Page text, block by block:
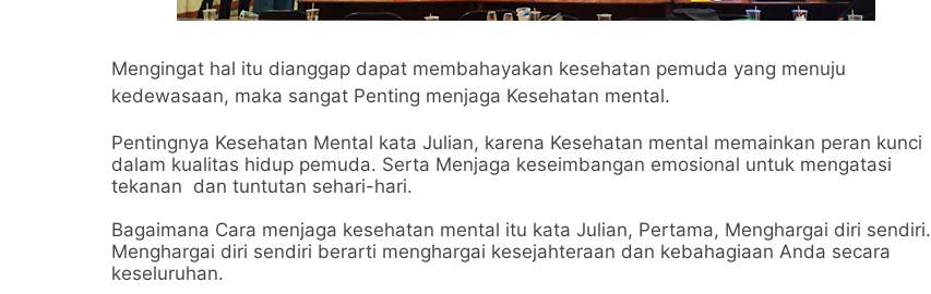
Mengingat hal itu dianggap dapat membahayakan kesehatan pemuda yang menuju
kedewasaan, maka sangat Penting menjaga Kesehatan mental.
Pentingnya Kesehatan Mental kata Julian, karena Kesehatan mental memainkan peran kunci
dalam kualitas hidup pemuda. Serta Menjaga keseimbangan emosional untuk mengatasi
tekanan dan tuntutan sehari-hari.
Bagaimana Cara menjaga kesehatan mental itu kata Julian, Pertama, Menghargai diri sendiri.
Menghargai diri sendiri berarti menghargai kesejahteraan dan kebahagiaan Anda secara
keseluruhan.